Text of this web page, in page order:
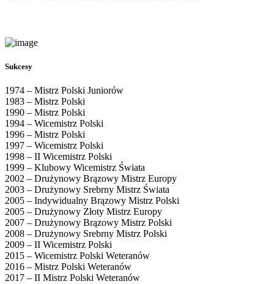
Sukcesy
1974 – Mistrz Polski Juniorów
1983 – Mistrz Polski
1990 – Mistrz Polski
1994 – Wicemistrz Polski
1996 – Mistrz Polski
1997 – Wicemistrz Polski
1998 – II Wicemistrz Polski
1999 – Klubowy Wicemistrz Świata
2002 – Drużynowy Brązowy Mistrz Europy
2003 – Drużynowy Srebrny Mistrz Świata
2005 – Indywidualny Brązowy Mistrz Polski
2005 – Drużynowy Złoty Mistrz Europy
2007 – Drużynowy Brązowy Mistrz Polski
2008 – Drużynowy Srebrny Mistrz Polski
2009 – II Wicemistrz Polski
2015 – Wicemistrz Polski Weteranów
2016 – Mistrz Polski Weteranów
2017 – II Mistrz Polski Weteranów